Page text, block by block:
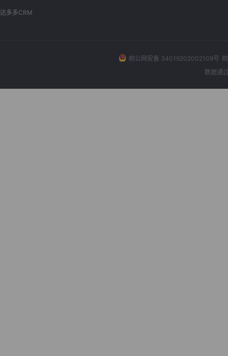
达多多CRM
皖公网安备 34019202002109号
数据通